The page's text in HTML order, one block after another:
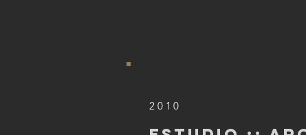
2010